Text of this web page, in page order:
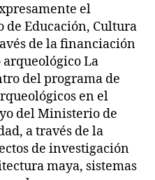
el
Educación, Cultura
de la financiación
La
del programa de
en el
del Ministerio de
a través de la
de investigación
maya, sistemas